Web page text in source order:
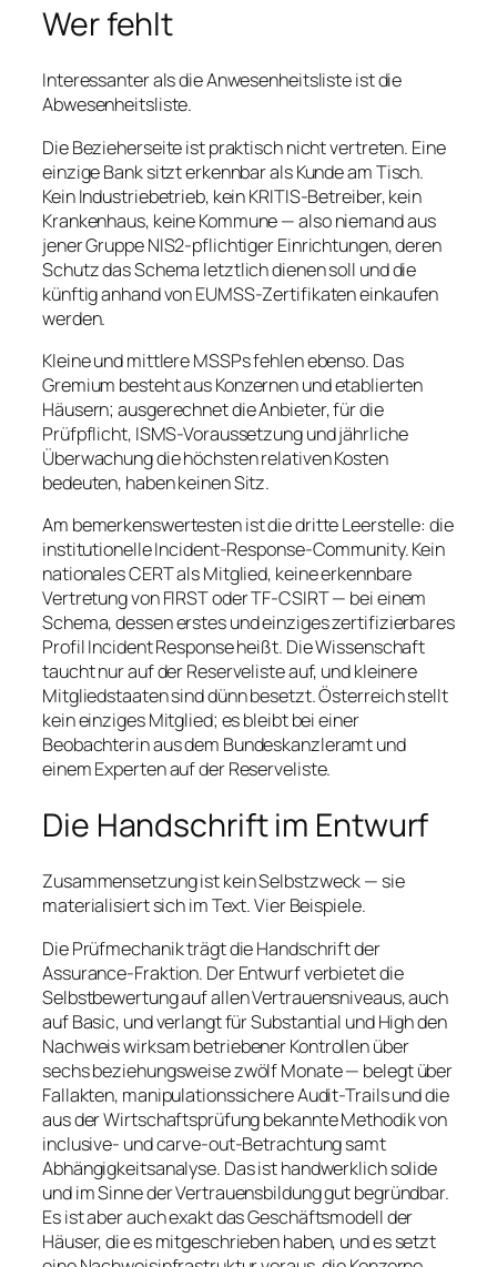
Wer fehlt
Interessanter als die Anwesenheitsliste ist die
Abwesenheitsliste.
Die Bezieherseite ist praktisch nicht vertreten. Eine
einzige Bank sitzt erkennbar als Kunde am Tisch.
Kein Industriebetrieb, kein KRITIS-Betreiber, kein
Krankenhaus, keine Kommune — also niemand aus
jener Gruppe NIS2-pflichtiger Einrichtungen, deren
Schutz das Schema letztlich dienen soll und die
künftig anhand von EUMSS-Zertifikaten einkaufen
werden.
Kleine und mittlere MSSPs fehlen ebenso. Das
Gremium besteht aus Konzernen und etablierten
Häusern; ausgerechnet die Anbieter, für die
Prüfpflicht, ISMS-Voraussetzung und jährliche
Überwachung die höchsten relativen Kosten
bedeuten, haben keinen Sitz.
Am bemerkenswertesten ist die dritte Leerstelle: die
institutionelle Incident-Response-Community. Kein
nationales CERT als Mitglied, keine erkennbare
Vertretung von FIRST oder TF-CSIRT — bei einem
Schema, dessen erstes und einziges zertifizierbares
Profil Incident Response heißt. Die Wissenschaft
taucht nur auf der Reserveliste auf, und kleinere
Mitgliedstaaten sind dünn besetzt. Österreich stellt
kein einziges Mitglied; es bleibt bei einer
Beobachterin aus dem Bundeskanzleramt und
einem Experten auf der Reserveliste.
Die Handschrift im Entwurf
Zusammensetzung ist kein Selbstzweck — sie
materialisiert sich im Text. Vier Beispiele.
Die Prüfmechanik trägt die Handschrift der
Assurance-Fraktion. Der Entwurf verbietet die
Selbstbewertung auf allen Vertrauensniveaus, auch
auf Basic, und verlangt für Substantial und High den
Nachweis wirksam betriebener Kontrollen über
sechs beziehungsweise zwölf Monate — belegt über
Fallakten, manipulationssichere Audit-Trails und die
aus der Wirtschaftsprüfung bekannte Methodik von
inclusive- und carve-out-Betrachtung samt
Abhängigkeitsanalyse. Das ist handwerklich solide
und im Sinne der Vertrauensbildung gut begründbar.
Es ist aber auch exakt das Geschäftsmodell der
Häuser, die es mitgeschrieben haben, und es setzt